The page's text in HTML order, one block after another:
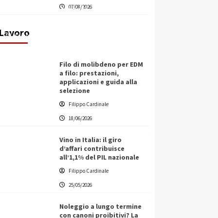
07/08/2026
transnazionale per la transizione
Filippo Cardinale
Filo di molibdeno per EDM
a filo: prestazioni,
applicazioni e guida alla
selezione
Filippo Cardinale
18/06/2026
Vino in Italia: il giro
d’affari contribuisce
all’1,1% del PIL nazionale
Filippo Cardinale
25/05/2026
Noleggio a lungo termine
con canoni proibitivi? La